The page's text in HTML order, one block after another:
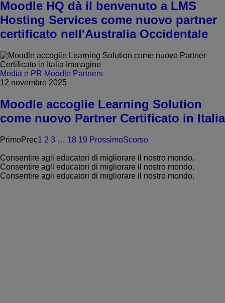
Moodle HQ dà il benvenuto a LMS
Hosting Services come nuovo partner
certificato nell'Australia Occidentale
Media e PR Moodle Partners
12 novembre 2025
Moodle accoglie Learning Solution
come nuovo Partner Certificato in Italia
PrimoPrec1 2 3 … 18 19 ProssimoScorso
Consentire agli educatori di migliorare il nostro mondo.
Consentire agli educatori di migliorare il nostro mondo.
Consentire agli educatori di migliorare il nostro mondo.